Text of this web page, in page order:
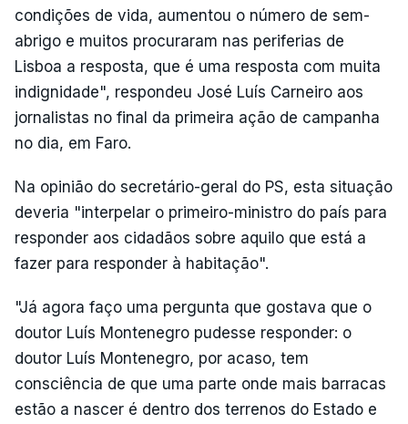
condições de vida, aumentou o número de sem-
abrigo e muitos procuraram nas periferias de
Lisboa a resposta, que é uma resposta com muita
indignidade", respondeu José Luís Carneiro aos
jornalistas no final da primeira ação de campanha
no dia, em Faro.
Na opinião do secretário-geral do PS, esta situação
deveria "interpelar o primeiro-ministro do país para
responder aos cidadãos sobre aquilo que está a
fazer para responder à habitação".
"Já agora faço uma pergunta que gostava que o
doutor Luís Montenegro pudesse responder: o
doutor Luís Montenegro, por acaso, tem
consciência de que uma parte onde mais barracas
estão a nascer é dentro dos terrenos do Estado e